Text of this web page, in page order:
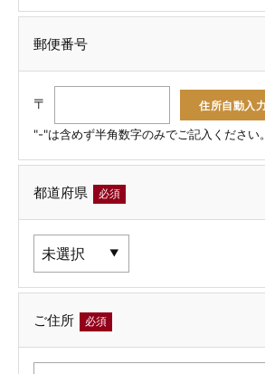
郵便番号
〒
"-"は含めず半角数字のみでご記入ください。
都道府県 必須
ご住所 必須